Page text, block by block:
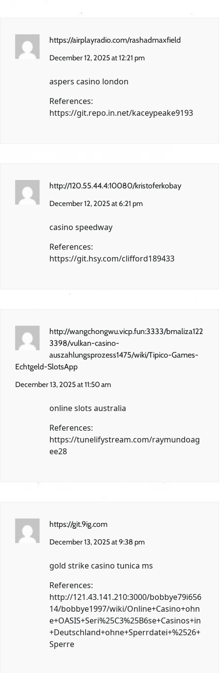
https://airplayradio.com/rashadmaxfield
December 12, 2025 at 12:21 pm
aspers casino london
References:
https://git.repo.in.net/kaceypeake9193
http://120.55.44.4:10080/kristoferkobay
December 12, 2025 at 6:21 pm
casino speedway
References:
https://git.hsy.com/clifford189433
http://wangchongwu.vicp.fun:3333/bmaliza122
3398/vulkan-casino-
auszahlungsprozess1475/wiki/‎Tipico-Games-
Echtgeld-SlotsApp
December 13, 2025 at 11:50 am
online slots australia
References:
https://tunelifystream.com/raymundoag
ee28
https://git.9ig.com
December 13, 2025 at 9:38 pm
gold strike casino tunica ms
References:
http://121.43.141.210:3000/bobbye79i656
14/bobbye1997/wiki/Online+Casino+ohn
e+OASIS+Seri%25C3%25B6se+Casinos+in
+Deutschland+ohne+Sperrdatei+%2526+
Sperre